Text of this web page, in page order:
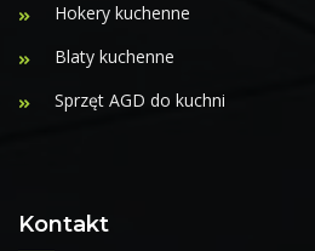
Hokery kuchenne
Blaty kuchenne
Sprzęt AGD do kuchni
Kontakt